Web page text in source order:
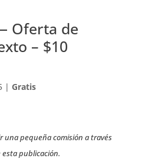
Oferta de
– $10
| Gratis
una pequeña comisión a través
publicación.